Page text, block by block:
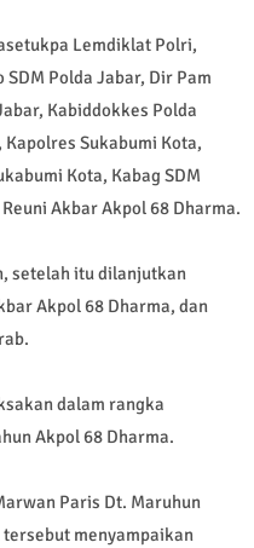
Lemdiklat Polri,
Polda Jabar, Dir Pam
Kabiddokkes Polda
Sukabumi Kota,
Kota, Kabag SDM
Akbar Akpol 68 Dharma.
setelah itu dilanjutkan
Akpol 68 Dharma, dan
dalam rangka
Akpol 68 Dharma.
Paris Dt. Maruhun
menyampaikan